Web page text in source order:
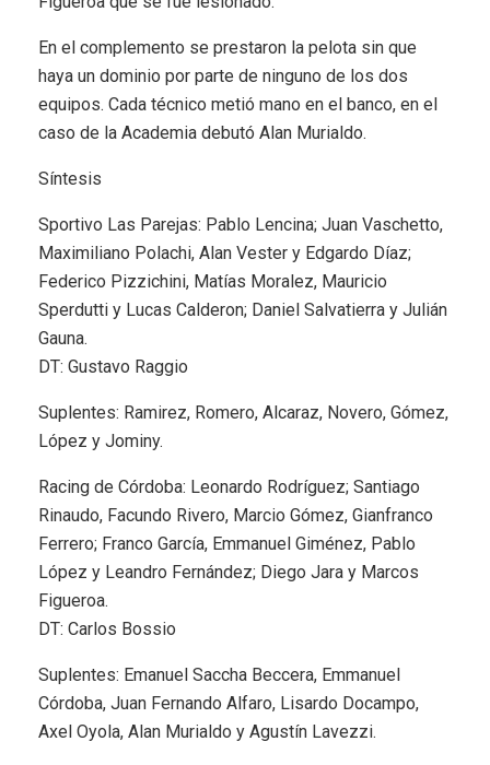
En el complemento se prestaron la pelota sin que
haya un dominio por parte de ninguno de los dos
equipos. Cada técnico metió mano en el banco, en el
caso de la Academia debutó Alan Murialdo.
Síntesis
Sportivo Las Parejas: Pablo Lencina; Juan Vaschetto,
Maximiliano Polachi, Alan Vester y Edgardo Díaz;
Federico Pizzichini, Matías Moralez, Mauricio
Sperdutti y Lucas Calderon; Daniel Salvatierra y Julián
Gauna.
DT: Gustavo Raggio
Suplentes: Ramirez, Romero, Alcaraz, Novero, Gómez,
López y Jominy.
Racing de Córdoba: Leonardo Rodríguez; Santiago
Rinaudo, Facundo Rivero, Marcio Gómez, Gianfranco
Ferrero; Franco García, Emmanuel Giménez, Pablo
López y Leandro Fernández; Diego Jara y Marcos
Figueroa.
DT: Carlos Bossio
Suplentes: Emanuel Saccha Beccera, Emmanuel
Córdoba, Juan Fernando Alfaro, Lisardo Docampo,
Axel Oyola, Alan Murialdo y Agustín Lavezzi.